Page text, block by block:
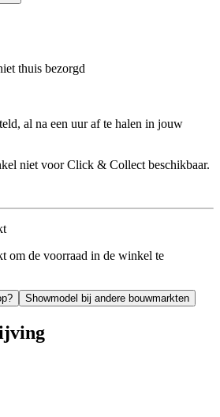
thuis bezorgd
al na een uur af te halen in jouw
niet voor Click & Collect beschikbaar.
om de voorraad in de winkel te
Showmodel bij andere bouwmarkten